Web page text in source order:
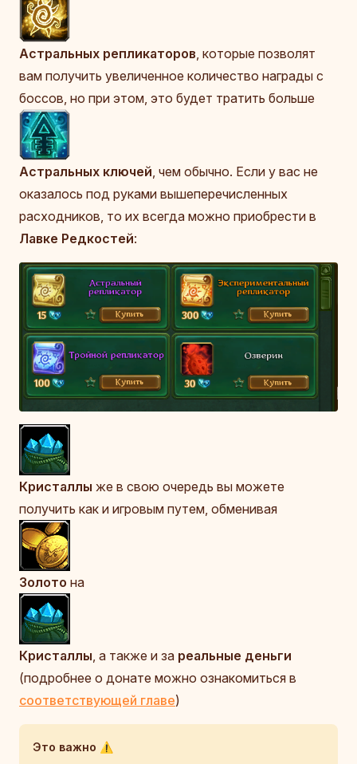
Астральных репликаторов, которые позволят
вам получить увеличенное количество награды с
боссов, но при этом, это будет тратить больше
Астральных ключей, чем обычно. Если у вас не
оказалось под руками вышеперечисленных
расходников, то их всегда можно приобрести в
Лавке Редкостей:
Кристаллы же в свою очередь вы можете
получить как и игровым путем, обменивая
Золото на
Кристаллы , а также и за реальные деньги
(подробнее о донате можно ознакомиться в
соответствующей главе)
Это важно ⚠️